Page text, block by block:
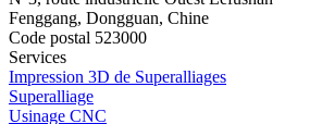
Fenggang, Dongguan, Chine
Code postal 523000
Services
Impression 3D de Superalliages
Superalliage
Usinage CNC